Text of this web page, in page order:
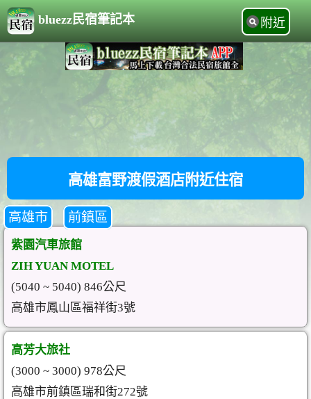
bluezz民宿筆記本 附近
高雄富野渡假酒店附近住宿
高雄市 前鎮區
紫園汽車旅館
ZIH YUAN MOTEL
(5040 ~ 5040) 846公尺
高雄市鳳山區福祥街3號
高芳大旅社
(3000 ~ 3000) 978公尺
高雄市前鎮區瑞和街272號